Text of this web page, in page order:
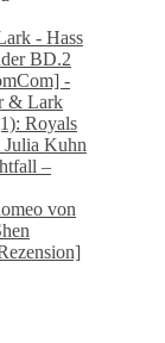
- Hass
BD.2
-
& Lark
Royals
Kuhn
–
von